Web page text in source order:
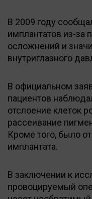
В 2009 году
имплантатов из-за
осложнений и
внутриглазного
В официальном
пациентов
отслоение клеток
рассеивание
Кроме того, было
имплантата.
В заключении к
провоцируемый